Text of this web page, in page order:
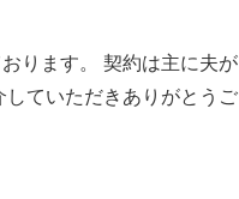
ります。 契約は主に夫が
ていただきありがとうご